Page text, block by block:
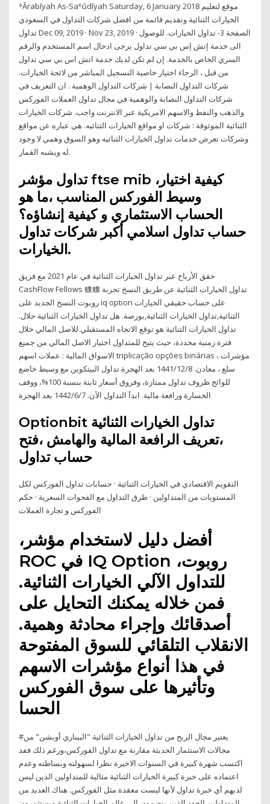
ʾĀrabīyah As-Saʿūdīyah Saturday, 6 January 2018 موقع لتعليم
الخيارات الثنائية وتقديم قائمة من افضل شركات التداول في السعودي
تداول Dec 09, 2019 · Nov 23, 2019 · الصفحة 3- تداول الخيارات. للوصول
الى خدمة إتش إس بي سي تداول يرجى ادخال اسم المستخدم والرقم
السري الخاص بالخدمة. إن لم تكن لديك خدمة اتش اس بي سي تداول
من قبل ، الرجاء اختيار خاصية التسجيل المباشر من لائحة الخيارات.
شركات التداول النصابة | شركات التداول الوهمية . ان التعريف في
شركات التداول النصابة والوهمية في مجال تداول العملات الفوركس
والذهب والنفط والاسهم الامريكية عبر الانترنت واجب. شركات الخيارات
الثنائية الموثوقة : شركات او مواقع الخيارات الثنائيه. هي عباره عن مواقع
وشركات تعرض خدمات تداول الخيارات الثنائيه وهو السوق وهمي لا وجود
له ويشبه القمار.
تداول مؤشر ftse mib ،كيفية اختيار
وسيط الفوركس المناسب ،ما هو
الحساب الاستثماري و كيفية إنشاؤه؟
حساب تداول اسلامي أكبر شركات تداول
الخيارات.
حقق الأرباح عبر تداول الخيارات الثنائية في عام 2021 مع فريق
CashFlow Fellows 螺螺 تداول الخيارات الثنائية عن طريق النسخ تجربة
روبوت النسخ الجديد على iq option على حساب حقيقي الخيارات
الثنائية,تداول الخيارات الثنائية,بورصة. هل تداول الخيارات الثنائية حلال.
تداول الخيارات الثنائية هو توقع الاتجاه المستقبلي للاصل المالي خلال
فترة زمنية محددة، حيث يتيح للمتداول اختيار الاصل المالي من جميع
الاسواق المالية : عملات اسهم triplicação opções binárias ، مؤشرات
سلع ، معادن. 8‏‏/12‏‏/1441 بعد الهجرة تداول البيتكوين مع وسيط خاضع
للوائح ظروف تداول ممتازة، وفروق أسعار ثابتة بنسبة 100%، ووقف
الخسارة ورافعة مالية. ابدأ التداول الآن. 7‏‏/6‏‏/1442 بعد الهجرة
Optionbit تداول الخيارات الثنائية
،تعريف الرافعة المالية والهامش ،فتح
حساب تداول
التقويم الاقتصادي في الخيارات الثنائية · حسابات تداول الفوركس لكل
المستويات من المتداولين · طرق التداول مع الفجوات السعرية · حكم
الفوركس و تجارة العملات
،أفضل دليل لاستخدام مؤشر
ROC في IQ Option ،روبوت
للتداول الآلي الخيارات الثنائية.
فمن خلاله يمكنك التحايل على
أصدقائك وإجراء محادثة وهمية.
الانقلاب التلقائي للسوق المفتوحة
في هذا أنواع مؤشرات الاسهم
وتأثيرها على سوق الفوركس
الحسا
#يعتبر مجال الربح من تداول الخيارات الثنائية "البيناري أوبشن" من
مجالات الاستثمار الحديثة مقارنة مع تداول الفوركس،ورغم ذلك ففد
اكتسب شهرة كبيرة في السنوات الاخيرة نظرا لسهولته وبساطته وعدم
اعتماده على خبرة كبيرة الخيارات الثنائية مثالية للمتداولين الذين ليس
لديهم أي خبرة تداول لأنها ليست معقدة مثل الفوركس. هناك العديد من